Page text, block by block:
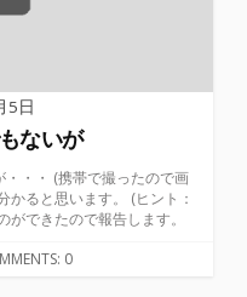
5日
ないが
・・ (携帯で撮ったので画
かると思います。 (ヒント：
できたので報告します。
0